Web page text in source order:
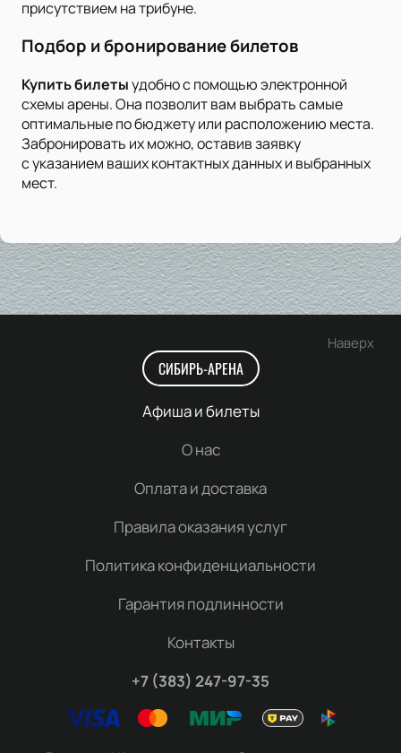
присутствием на трибуне.
Подбор и бронирование билетов
Купить билетыудобно с помощью электронной
схемы арены. Она позволит вам выбрать самые
оптимальные по бюджету или расположению места.
Забронировать их можно, оставив заявку
с указанием ваших контактных данных и выбранных
мест.
Наверх
СИБИРЬ-АРЕНА
Афиша и билеты
О нас
Оплата и доставка
Правила оказания услуг
Политика конфиденциальности
Гарантия подлинности
Контакты
+7 (383) 247-97-35